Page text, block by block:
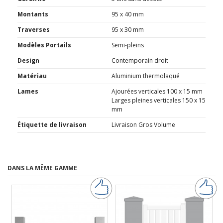
Montants
95 x 40 mm
Traverses
95 x 30 mm
Modèles Portails
Semi-pleins
Design
Contemporain droit
Matériau
Aluminium thermolaqué
Lames
Ajourées verticales 100 x 15 mm
Larges pleines verticales 150 x 15
mm
Étiquette de livraison
Livraison Gros Volume
DANS LA MÊME GAMME